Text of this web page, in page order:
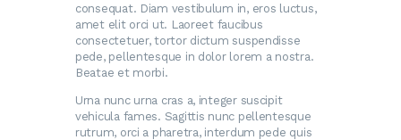
consequat. Diam vestibulum in, eros luctus,
amet elit orci ut. Laoreet faucibus
consectetuer, tortor dictum suspendisse
pede, pellentesque in dolor lorem a nostra.
Beatae et morbi.
Urna nunc urna cras a, integer suscipit
vehicula fames. Sagittis nunc pellentesque
rutrum, orci a pharetra, interdum pede quis